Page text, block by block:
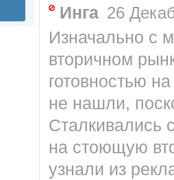
Инга 26
Изначально с
вторичном
готовностью
не нашли,
Сталкивались
на стоющую
узнали из